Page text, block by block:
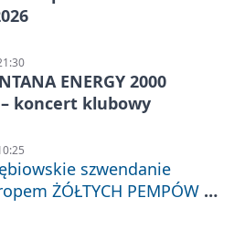
ENERGY 2000
– koncert klubowy
szwendanie
ŻÓŁTYCH PEMPÓW z